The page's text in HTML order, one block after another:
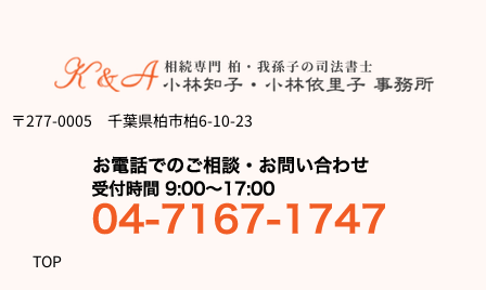
〒277-0005 千葉県柏市柏6-10-23
TOP